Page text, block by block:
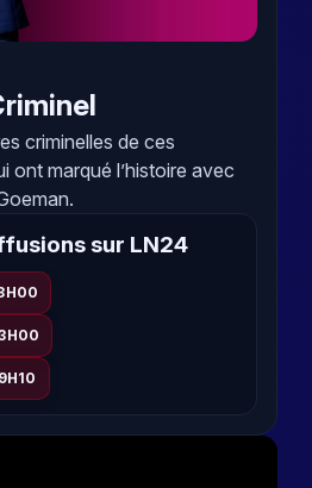
criminelles de ces
ont marqué l’histoire avec
sur LN24